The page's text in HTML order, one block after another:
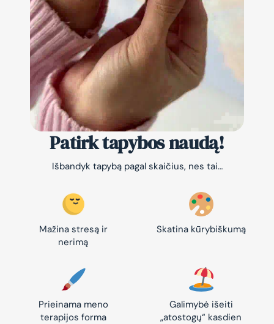
Patirk tapybos naudą!
Išbandyk tapybą pagal skaičius, nes tai…
Mažina stresą ir
nerimą
Skatina kūrybiškumą
Prieinama meno
terapijos forma
Galimybė išeiti
„atostogų“ kasdien